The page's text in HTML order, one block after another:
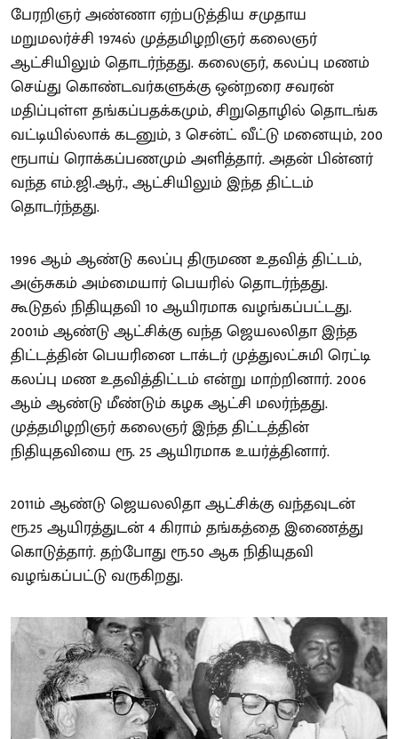
பேரறிஞர் அண்ணா ஏற்படுத்திய சமுதாய
மறுமலர்ச்சி 1974ல் முத்தமிழறிஞர் கலைஞர்
ஆட்சியிலும் தொடர்ந்தது. கலைஞர், கலப்பு மணம்
செய்து கொண்டவர்களுக்கு ஒன்றரை சவரன்
மதிப்புள்ள தங்கப்பதக்கமும், சிறுதொழில் தொடங்க
வட்டியில்லாக் கடனும், 3 சென்ட் வீட்டு மனையும், 200
ரூபாய் ரொக்கப்பணமும் அளித்தார். அதன் பின்னர்
வந்த எம்.ஜி.ஆர்., ஆட்சியிலும் இந்த திட்டம்
தொடர்ந்தது.
1996 ஆம் ஆண்டு கலப்பு திருமண உதவித் திட்டம்,
அஞ்சுகம் அம்மையார் பெயரில் தொடர்ந்தது.
கூடுதல் நிதியுதவி 10 ஆயிரமாக வழங்கப்பட்டது.
2001ம் ஆண்டு ஆட்சிக்கு வந்த ஜெயலலிதா இந்த
திட்டத்தின் பெயரினை டாக்டர் முத்துலட்சுமி ரெட்டி
கலப்பு மண உதவித்திட்டம் என்று மாற்றினார். 2006
ஆம் ஆண்டு மீண்டும் கழக ஆட்சி மலர்ந்தது.
முத்தமிழறிஞர் கலைஞர் இந்த திட்டத்தின்
நிதியுதவியை ரூ. 25 ஆயிரமாக உயர்த்தினார்.
2011ம் ஆண்டு ஜெயலலிதா ஆட்சிக்கு வந்தவுடன்
ரூ.25 ஆயிரத்துடன் 4 கிராம் தங்கத்தை இணைத்து
கொடுத்தார். தற்போது ரூ.50 ஆக நிதியுதவி
வழங்கப்பட்டு வருகிறது.